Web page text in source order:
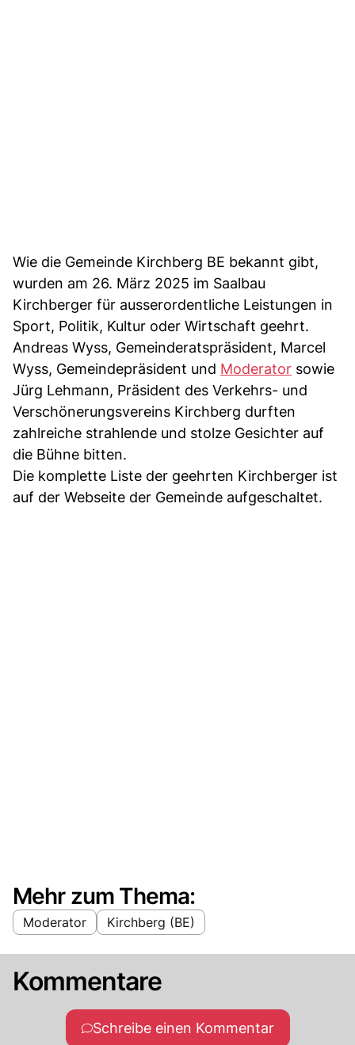
Wie die Gemeinde Kirchberg BE bekannt gibt,
wurden am 26. März 2025 im Saalbau
Kirchberger für ausserordentliche Leistungen in
Sport, Politik, Kultur oder Wirtschaft geehrt.
Andreas Wyss, Gemeinderatspräsident, Marcel
Wyss, Gemeindepräsident und Moderator sowie
Jürg Lehmann, Präsident des Verkehrs- und
Verschönerungsvereins Kirchberg durften
zahlreiche strahlende und stolze Gesichter auf
die Bühne bitten.
Die komplette Liste der geehrten Kirchberger ist
auf der Webseite der Gemeinde aufgeschaltet.
Mehr zum Thema:
Moderator Kirchberg (BE)
Kommentare
Schreibe einen Kommentar